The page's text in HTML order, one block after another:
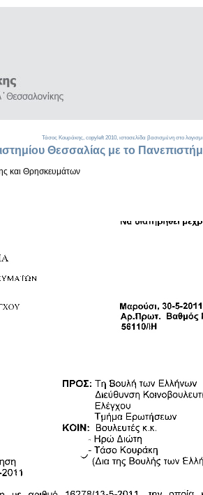
Θεσσαλίας με το
και Θρησκευμάτων
Τάσος Κουράκης, copyleft 2010, ιστοσελίδα βασισμένη στο